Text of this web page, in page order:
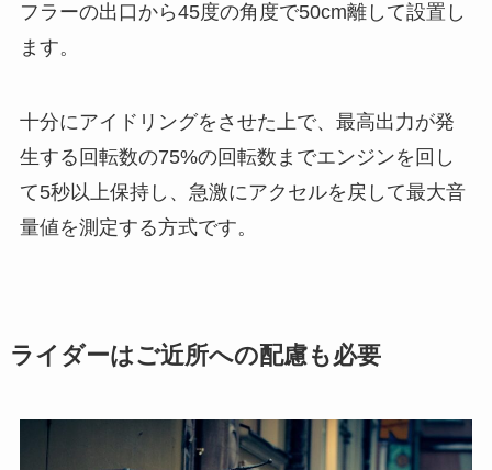
フラーの出口から45度の角度で50cm離して設置し
ます。
十分にアイドリングをさせた上で、最高出力が発
生する回転数の75%の回転数までエンジンを回し
て5秒以上保持し、急激にアクセルを戻して最大音
量値を測定する方式です。
ライダーはご近所への配慮も必要